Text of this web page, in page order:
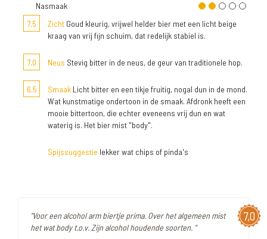
Nasmaak
7,5
Zicht Goud kleurig, vrijwel helder bier met een licht beige
kraag van vrij fijn schuim, dat redelijk stabiel is.
7,0 Neus Stevig bitter in de neus, de geur van traditionele hop.
6,5 Smaak Licht bitter en een tikje fruitig, nogal dun in de mond.
Wat kunstmatige ondertoon in de smaak. Afdronk heeft een
mooie bittertoon, die echter eveneens vrij dun en wat
waterig is. Het bier mist "body".
Spijssuggestie lekker wat chips of pinda's
7,0
"Voor een alcohol arm biertje prima. Over het algemeen mist
het wat body t.o.v. Zijn alcohol houdende soorten. "